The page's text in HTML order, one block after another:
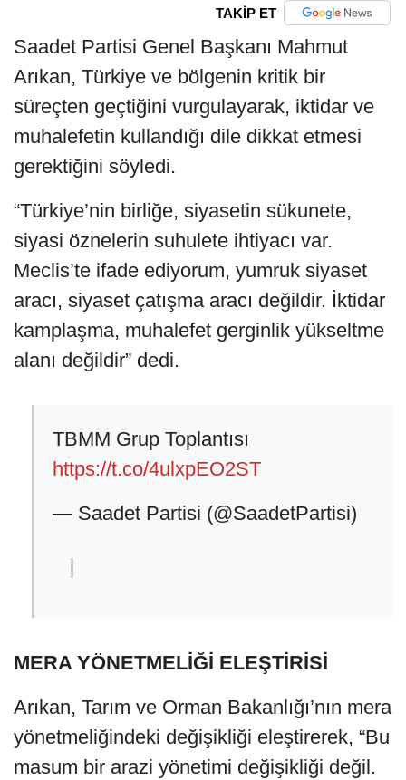
TAKİP ET
Saadet Partisi Genel Başkanı Mahmut
Arıkan, Türkiye ve bölgenin kritik bir
süreçten geçtiğini vurgulayarak, iktidar ve
muhalefetin kullandığı dile dikkat etmesi
gerektiğini söyledi.
“Türkiye’nin birliğe, siyasetin sükunete,
siyasi öznelerin suhulete ihtiyacı var.
Meclis’te ifade ediyorum, yumruk siyaset
aracı, siyaset çatışma aracı değildir. İktidar
kamplaşma, muhalefet gerginlik yükseltme
alanı değildir” dedi.
TBMM Grup Toplantısı
https://t.co/4ulxpEO2ST
— Saadet Partisi (@SaadetPartisi)
MERA YÖNETMELİĞİ ELEŞTİRİSİ
Arıkan, Tarım ve Orman Bakanlığı’nın mera
yönetmeliğindeki değişikliği eleştirerek, “Bu
masum bir arazi yönetimi değişikliği değil.